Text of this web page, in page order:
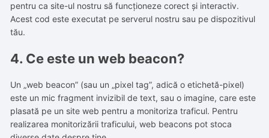
pentru ca site-ul nostru să funcționeze corect și interactiv.
Acest cod este executat pe serverul nostru sau pe dispozitivul
tău.
4. Ce este un web beacon?
Un „web beacon” (sau un „pixel tag”, adică o etichetă-pixel)
este un mic fragment invizibil de text, sau o imagine, care este
plasată pe un site web pentru a monitoriza traficul. Pentru
realizarea monitorizării traficului, web beacons pot stoca